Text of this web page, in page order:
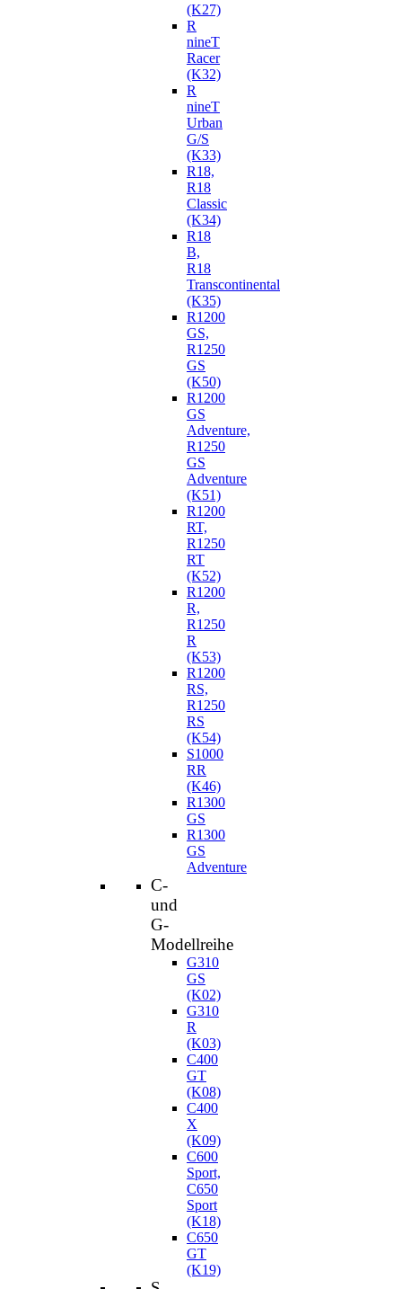
(K27)
R
nineT
Racer
(K32)
R
nineT
Urban
G/S
(K33)
R18,
R18
Classic
(K34)
R18
B,
R18
Transcontinental
(K35)
R1200
GS,
R1250
GS
(K50)
R1200
GS
Adventure,
R1250
GS
Adventure
(K51)
R1200
RT,
R1250
RT
(K52)
R1200
R,
R1250
R
(K53)
R1200
RS,
R1250
RS
(K54)
S1000
RR
(K46)
R1300
GS
R1300
GS
Adventure
C-
und
G-
Modellreihe
G310
GS
(K02)
G310
R
(K03)
C400
GT
(K08)
C400
X
(K09)
C600
Sport,
C650
Sport
(K18)
C650
GT
(K19)